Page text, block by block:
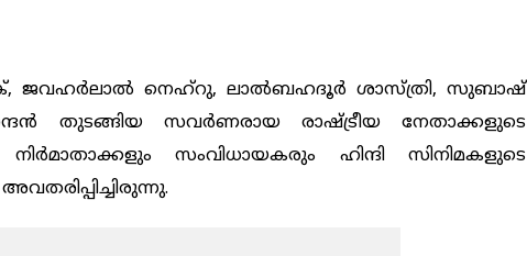
ജവഹര്‍ലാല്‍ നെഹ്‌റു, ലാല്‍ബഹദൂര്‍ ശാസ്ത്രി, സുബാഷ്
തുടങ്ങിയ സവർണരായ രാഷ്ട്രീയ നേതാക്കളുടെ
സംവിധായകരും ഹിന്ദി സിനിമകളുടെ